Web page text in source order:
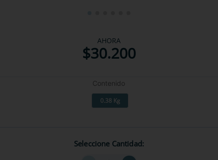
AHORA
$30.200
Contenido
0.38 Kg
Seleccione Cantidad